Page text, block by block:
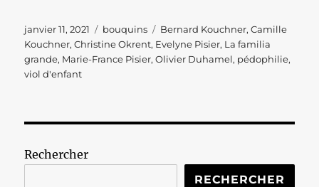
Publié
le
janvier 11, 2021 Catégories
bouquins Étiquettes
Bernard Kouchner,Camille
Kouchner,Christine Okrent, Evelyne Pisier, La familia
grande, Marie-France Pisier,Olivier Duhamel, pédophilie,
viol d'enfant
Rechercher
RECHERCHER